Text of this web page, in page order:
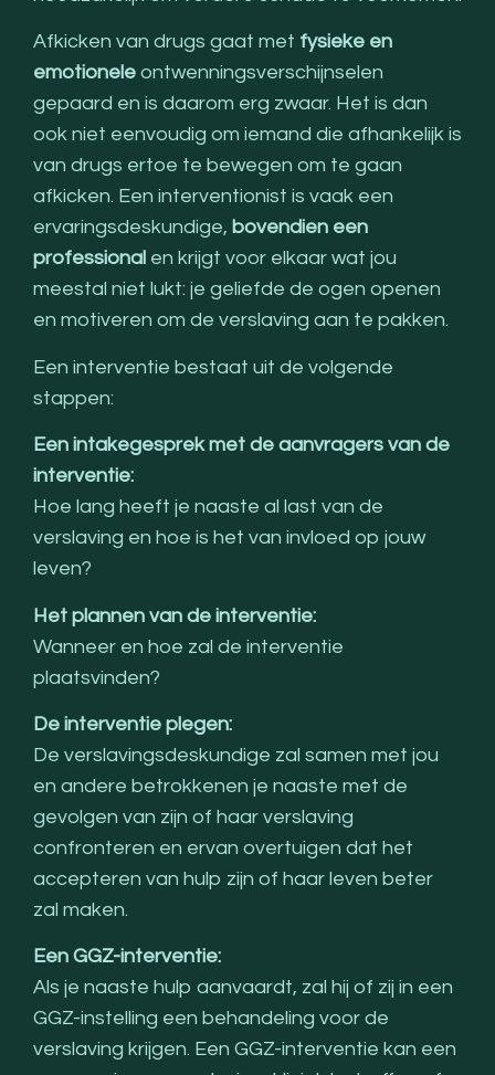
Afkicken van drugs gaat met fysieke en
emotionele ontwenningsverschijnselen
gepaard en is daarom erg zwaar. Het is dan
ook niet eenvoudig om iemand die afhankelijk is
van drugs ertoe te bewegen om te gaan
afkicken. Een interventionist is vaak een
ervaringsdeskundige, bovendien een
professional en krijgt voor elkaar wat jou
meestal niet lukt: je geliefde de ogen openen
en motiveren om de verslaving aan te pakken.
Een interventie bestaat uit de volgende
stappen:
Een intakegesprek met de aanvragers van de
interventie:
Hoe lang heeft je naaste al last van de
verslaving en hoe is het van invloed op jouw
leven?
Het plannen van de interventie:
Wanneer en hoe zal de interventie
plaatsvinden?
De interventie plegen:
De verslavingsdeskundige zal samen met jou
en andere betrokkenen je naaste met de
gevolgen van zijn of haar verslaving
confronteren en ervan overtuigen dat het
accepteren van hulp zijn of haar leven beter
zal maken.
Een GGZ-interventie:
Als je naaste hulp aanvaardt, zal hij of zij in een
GGZ-instelling een behandeling voor de
verslaving krijgen. Een GGZ-interventie kan een